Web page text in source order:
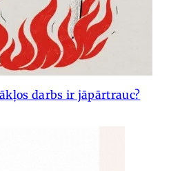
darbs ir jāpārtrauc?